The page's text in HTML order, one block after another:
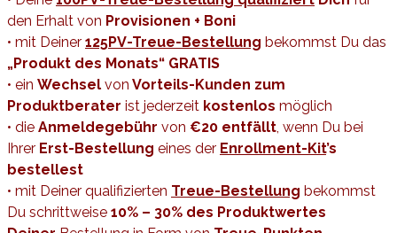
den Erhalt von Provisionen + Boni
• mit Deiner 125PV-Treue-Bestellung bekommst Du das
„Produkt des Monats“ GRATIS
• ein Wechsel von Vorteils-Kunden zum
Produktberater ist jederzeit kostenlos möglich
• die Anmeldegebühr von €20 entfällt , wenn Du bei
Ihrer Erst-Bestellung eines der Enrollment-Kit’s
bestellest
• mit Deiner qualifizierten Treue-Bestellung bekommst
Du schrittweise 10% – 30% des Produktwertes